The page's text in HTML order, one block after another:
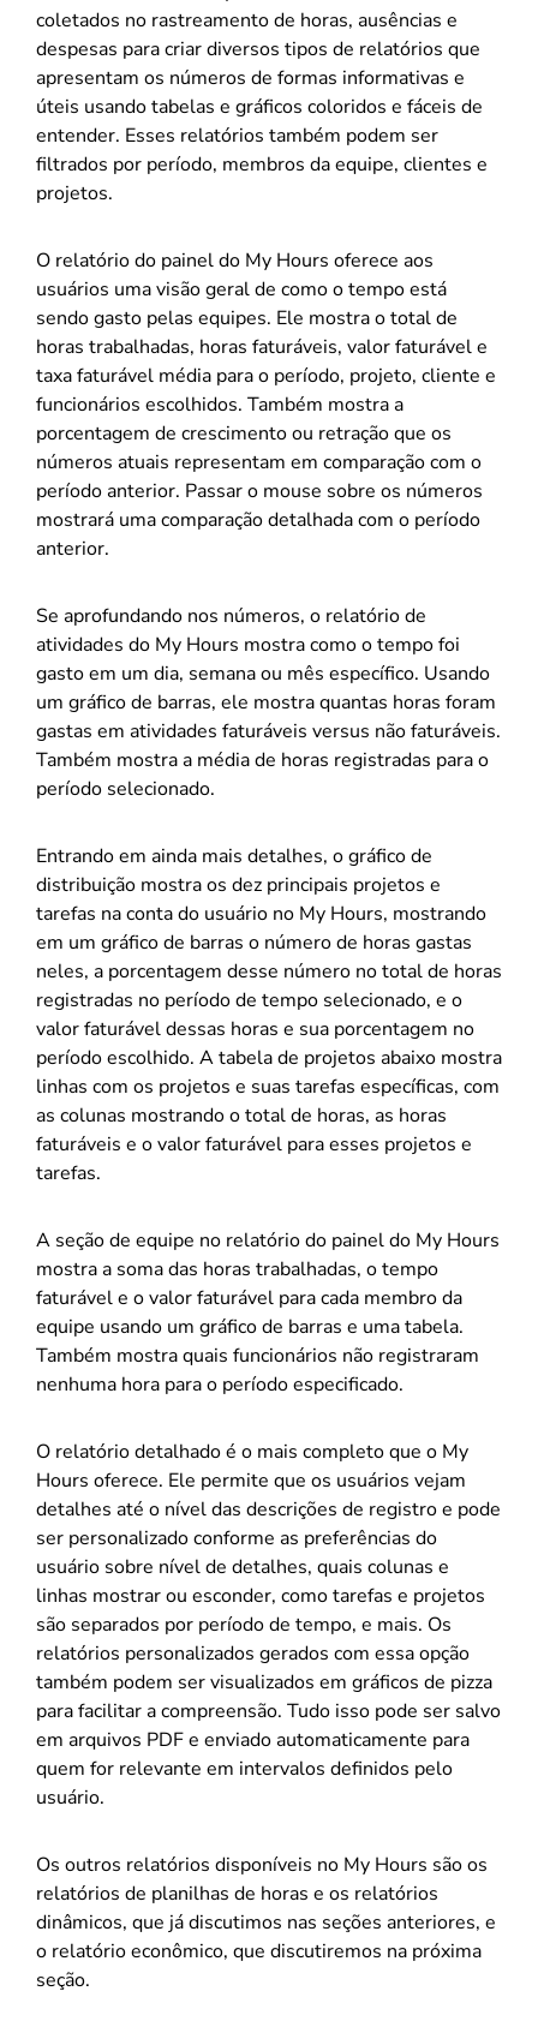
coletados no rastreamento de horas, ausências e
despesas para criar diversos tipos de relatórios que
apresentam os números de formas informativas e
úteis usando tabelas e gráficos coloridos e fáceis de
entender. Esses relatórios também podem ser
filtrados por período, membros da equipe, clientes e
projetos.
O relatório do painel do My Hours oferece aos
usuários uma visão geral de como o tempo está
sendo gasto pelas equipes. Ele mostra o total de
horas trabalhadas, horas faturáveis, valor faturável e
taxa faturável média para o período, projeto, cliente e
funcionários escolhidos. Também mostra a
porcentagem de crescimento ou retração que os
números atuais representam em comparação com o
período anterior. Passar o mouse sobre os números
mostrará uma comparação detalhada com o período
anterior.
Se aprofundando nos números, o relatório de
atividades do My Hours mostra como o tempo foi
gasto em um dia, semana ou mês específico. Usando
um gráfico de barras, ele mostra quantas horas foram
gastas em atividades faturáveis versus não faturáveis.
Também mostra a média de horas registradas para o
período selecionado.
Entrando em ainda mais detalhes, o gráfico de
distribuição mostra os dez principais projetos e
tarefas na conta do usuário no My Hours, mostrando
em um gráfico de barras o número de horas gastas
neles, a porcentagem desse número no total de horas
registradas no período de tempo selecionado, e o
valor faturável dessas horas e sua porcentagem no
período escolhido. A tabela de projetos abaixo mostra
linhas com os projetos e suas tarefas específicas, com
as colunas mostrando o total de horas, as horas
faturáveis ​​e o valor faturável para esses projetos e
tarefas.
A seção de equipe no relatório do painel do My Hours
mostra a soma das horas trabalhadas, o tempo
faturável e o valor faturável para cada membro da
equipe usando um gráfico de barras e uma tabela.
Também mostra quais funcionários não registraram
nenhuma hora para o período especificado.
O relatório detalhado é o mais completo que o My
Hours oferece. Ele permite que os usuários vejam
detalhes até o nível das descrições de registro e pode
ser personalizado conforme as preferências do
usuário sobre nível de detalhes, quais colunas e
linhas mostrar ou esconder, como tarefas e projetos
são separados por período de tempo, e mais. Os
relatórios personalizados gerados com essa opção
também podem ser visualizados em gráficos de pizza
para facilitar a compreensão. Tudo isso pode ser salvo
em arquivos PDF e enviado automaticamente para
quem for relevante em intervalos definidos pelo
usuário.
Os outros relatórios disponíveis no My Hours são os
relatórios de planilhas de horas e os relatórios
dinâmicos, que já discutimos nas seções anteriores, e
o relatório econômico, que discutiremos na próxima
seção.